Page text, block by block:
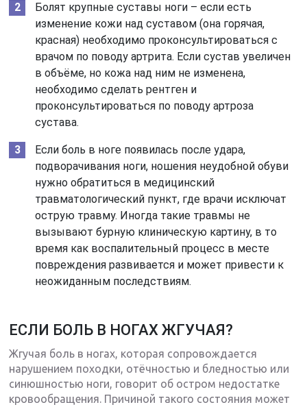
Болят крупные суставы ноги – если есть
изменение кожи над суставом (она горячая,
красная) необходимо проконсультироваться с
врачом по поводу артрита. Если сустав увеличен
в объёме, но кожа над ним не изменена,
необходимо сделать рентген и
проконсультироваться по поводу артроза
сустава.
Если боль в ноге появилась после удара,
подворачивания ноги, ношения неудобной обуви
нужно обратиться в медицинский
травматологический пункт, где врачи исключат
острую травму. Иногда такие травмы не
вызывают бурную клиническую картину, в то
время как воспалительный процесс в месте
повреждения развивается и может привести к
неожиданным последствиям.
ЕСЛИ БОЛЬ В НОГАХ ЖГУЧАЯ?
Жгучая боль в ногах, которая сопровождается
нарушением походки, отёчностью и бледностью или
синюшностью ноги, говорит об остром недостатке
кровообращения. Причиной такого состояния может